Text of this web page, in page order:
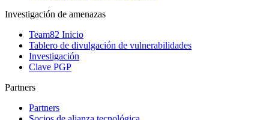
Investigación de amenazas
Team82 Inicio
Tablero de divulgación de vulnerabilidades
Investigación
Clave PGP
Partners
Partners